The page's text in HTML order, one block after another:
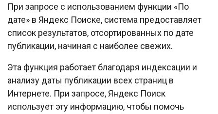
При запросе с использованием функции «По
дате» в Яндекс Поиске, система предоставляет
список результатов, отсортированных по дате
публикации, начиная с наиболее свежих.
Эта функция работает благодаря индексации и
анализу даты публикации всех страниц в
Интернете. При запросе, Яндекс Поиск
использует эту информацию, чтобы помочь